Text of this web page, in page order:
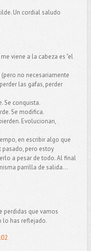
Un cordial saludo
viene a la cabeza es "el
no necesariamente
las gafas, perder
Se conquista.
Se modifica.
Evolucionan,
en escribir algo que
pasado, pero estoy
a pesar de todo. Al final
parrilla de salida...
perdidas que vamos
lo has reflejado.